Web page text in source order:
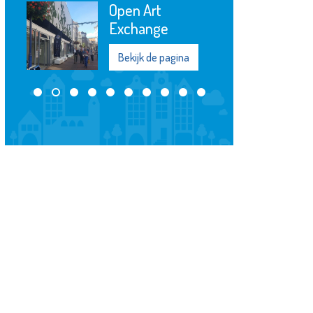
Stedelijk
Museum
Schiedam
Bekijk de pagina